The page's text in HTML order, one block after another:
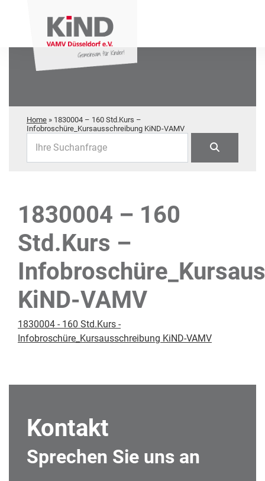
Home » 1830004 – 160 Std.Kurs –
Infobroschüre_Kursausschreibung KiND-VAMV
Ihre Suchanfrage
1830004 – 160
Std.Kurs –
KiND-VAMV
1830004 - 160 Std.Kurs -
Infobroschüre_Kursausschreibung KiND-VAMV
Kontakt
Sprechen Sie uns an